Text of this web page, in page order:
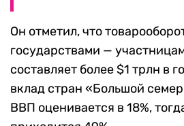
Он отметил, что
государствами —
составляет более $1 трлн в
вклад стран «Большой
ВВП оценивается в 18%,